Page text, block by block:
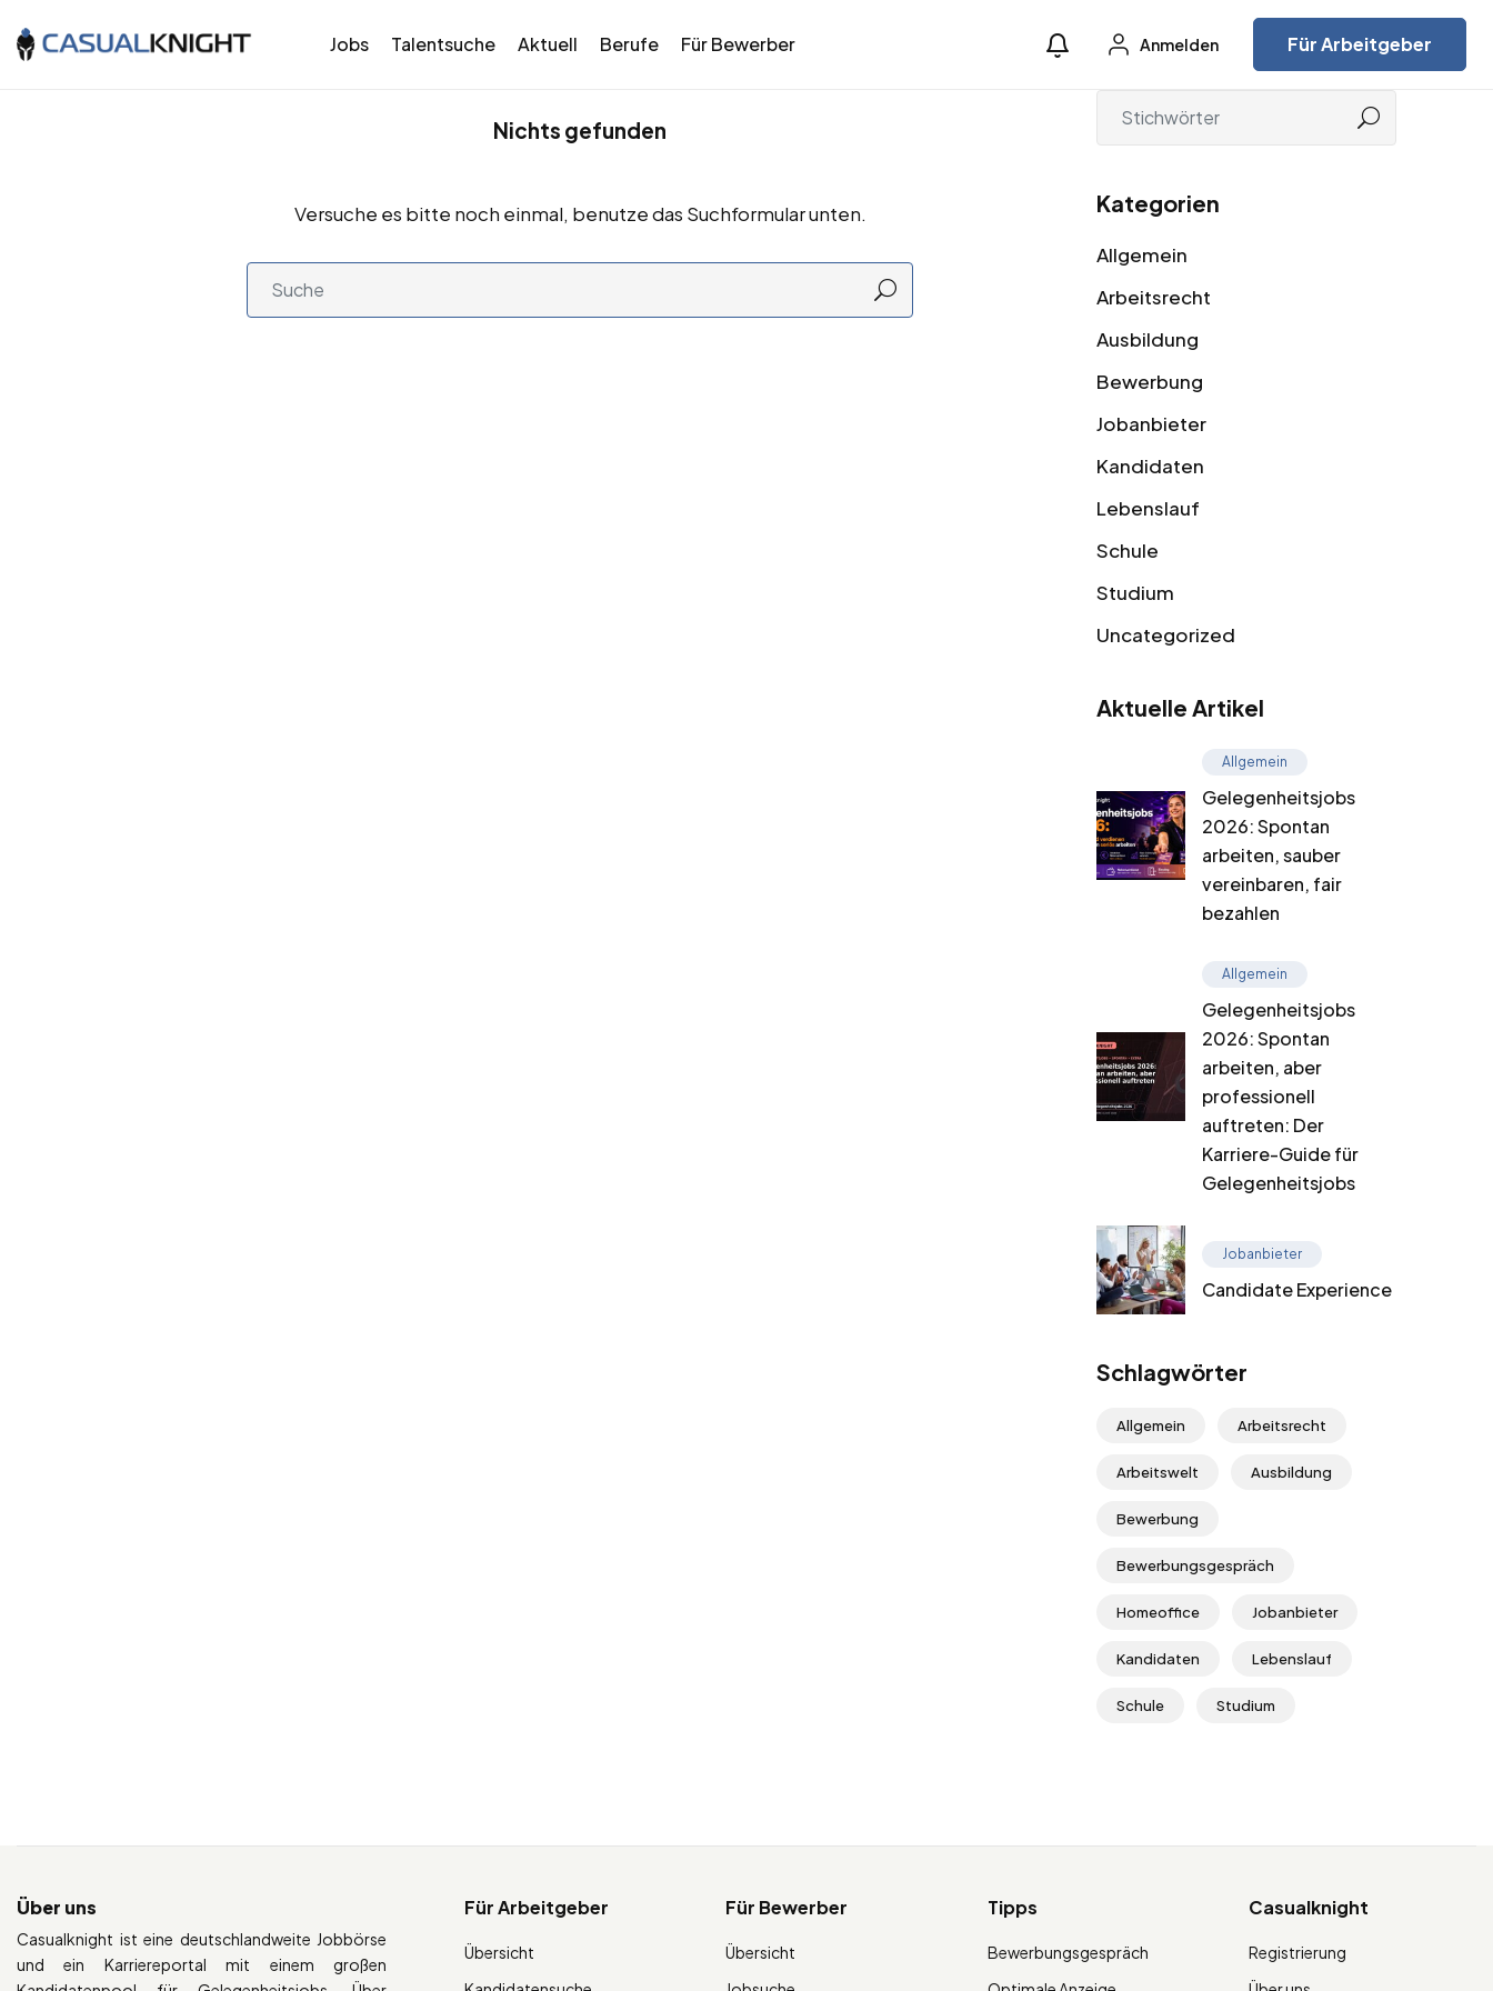
Jobs Talentsuche Aktuell Berufe Für Bewerber Anmelden Für Arbeitgeber
Nichts gefunden
Versuche es bitte noch einmal, benutze das Suchformular unten. Kategorien
Allgemein
Arbeitsrecht
Ausbildung
Bewerbung
Jobanbieter
Kandidaten
Lebenslauf
Schule
Studium
Uncategorized
Aktuelle Artikel
Allgemein
Gelegenheitsjobs
2026: Spontan
arbeiten, sauber
vereinbaren, fair
bezahlen
Allgemein
Gelegenheitsjobs
2026: Spontan
arbeiten, aber
professionell
auftreten: Der
Karriere-Guide für
Gelegenheitsjobs
Jobanbieter
Candidate Experience
Schlagwörter
Allgemein Arbeitsrecht
Arbeitswelt Ausbildung
Bewerbung
Bewerbungsgespräch
Homeoffice Jobanbieter
Kandidaten Lebenslauf
Schule Studium
Über uns
Casualknight ist eine deutschlandweite Jobbörse
und ein Karriereportal mit einem großen
Für Arbeitgeber
Übersicht
Für Bewerber
Übersicht
Tipps
Bewerbungsgespräch
Casualknight
Registrierung